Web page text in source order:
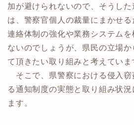
加が避けられないので、そうし
は、警察官個人の裁量にまかせる
連絡体制の強化や業務システム
ないのでしょうが、県民の立場
て頂きたい取り組みと考えていま
そこで、県警察における侵入窃
る通知制度の実態と取り組み状
ます。